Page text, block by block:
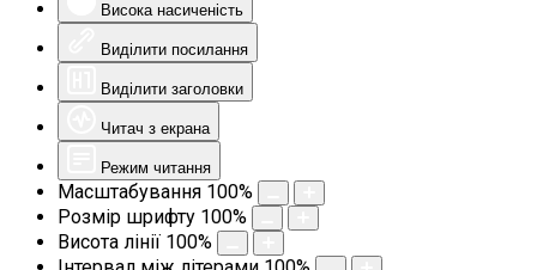
Висока насиченість
Виділити посилання
Виділити заголовки
Читач з екрана
Режим читання
Масштабування 100%
Розмір шрифту 100%
Висота лінії 100%